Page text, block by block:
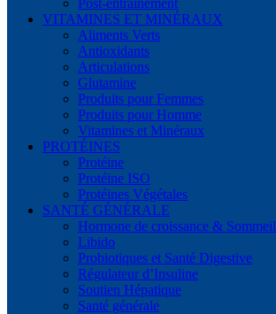
Post-entraînement
VITAMINES ET MINÉRAUX
Aliments Verts
Antioxidants
Articulations
Glutamine
Produits pour Femmes
Produits pour Homme
Vitamines et Minéraux
PROTÉINES
Protéine
Protéine ISO
Protéines Végétales
SANTÉ GÉNÉRALE
Hormone de croissance & Sommeil
Libido
Probiotiques et Santé Digestive
Régulateur d’Insuline
Soutien Hépatique
Santé générale